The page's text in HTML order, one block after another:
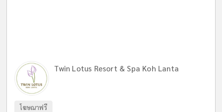
Twin Lotus Resort & Spa Koh Lanta
โฆษณาฟรี